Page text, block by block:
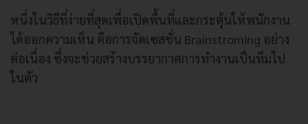
หนึ่งในวิธีที่ง่ายที่สุดเพื่อเปิดพื้นที่และกระตุ้นให้พนักงาน
ได้ออกความเห็น คือการจัดเซสชั่น Brainstroming อย่าง
ต่อเนื่อง ซึ่งจะช่วยสร้างบรรยากาศการทำงานเป็นทีมไป
ในตัว